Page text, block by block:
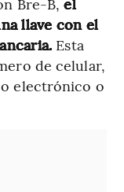
llave con el
Esta
de celular,
electrónico o